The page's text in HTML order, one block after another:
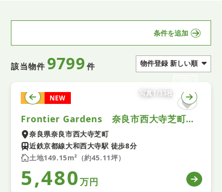
条件を追加
該当物件 9799件
土地 NEW
写真1/33枚
Frontier Gardens 奈良市西大寺芝町２丁目 建築条件付き土地 全１区画
奈良県奈良市西大寺芝町
近鉄京都線大和西大寺駅 徒歩8分
土地149.15m²（約45.11坪）
5,480万円